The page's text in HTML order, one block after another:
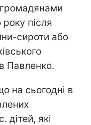
після
сироти або
Павленко.
на сьогодні в
дітей, які